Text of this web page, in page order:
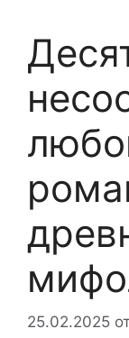
25.02.2025